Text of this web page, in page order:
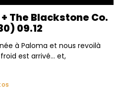
The Blackstone Co.
09.12
à Paloma et nous revoilà
froid est arrivé… et,